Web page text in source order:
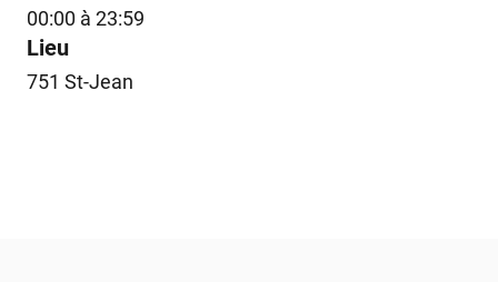
00:00 à 23:59
Lieu
751 St-Jean